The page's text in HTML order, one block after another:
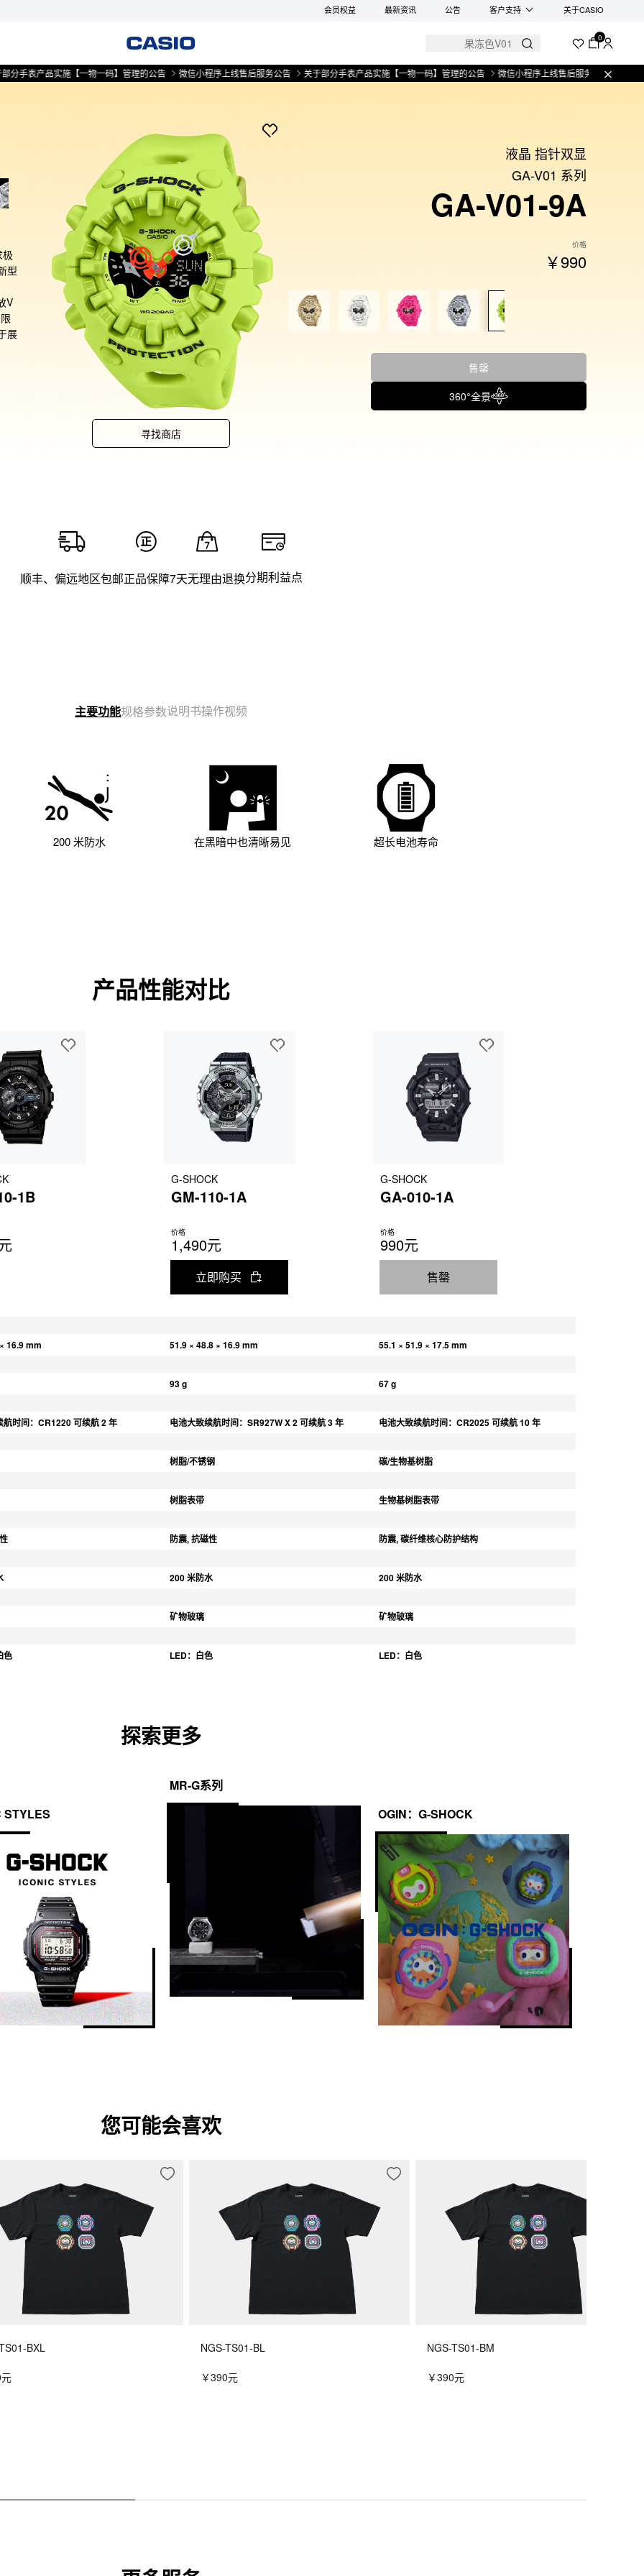
会员权益 最新资讯 公告 客户支持 关于CASIO
0
分手表产品实施【一物一码】管理的公告 微信小程序上线售后服务公告 关于部分手表产品实施【一物一码】管理的公告 微信小程序上线售后服务公告
型
V
展
寻找商店
液晶 指针双显
GA-V01 系列
GA-V01-9A
价格
￥990
售罄
360°全景
顺丰、偏远地区包邮正品保障7天无理由退换分期利益点
主要功能规格参数说明书操作视频
200 米防水 在黑暗中也清晰易见 超长电池寿命
产品性能对比
1B
G-SHOCK
GM-110-1A
价格
1,490元
立即购买
G-SHOCK
GA-010-1A
价格
990元
售罄
16.9 mm 51.9 × 48.8 × 16.9 mm 55.1 × 51.9 × 17.5 mm
93 g 67 g
航时间：CR1220 可续航 2 年 电池大致续航时间：SR927W X 2 可续航 3 年 电池大致续航时间：CR2025 可续航 10 年
树脂/不锈钢 碳/生物基树脂
树脂表带 生物基树脂表带
防震, 抗磁性 防震, 碳纤维核心防护结构
200 米防水 200 米防水
矿物玻璃 矿物玻璃
色 LED：白色 LED：白色
探索更多
STYLES
MR-G系列
OGIN：G-SHOCK
您可能会喜欢
BXL NGS-TS01-BL
￥390元
NGS-TS01-BM
￥390元